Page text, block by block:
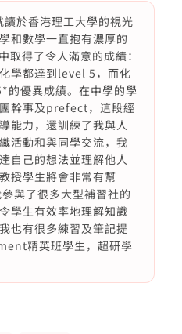
於香港理工大學的視光
和數學一直抱有濃厚的
取得了令人滿意的成績：
學都達到level 5，而化
優異成績。在中學的學
幹事及prefect，這段經
能力，還訓練了我與人
活動和與同學交流，我
自己的想法並理解他人
授學生將會非常有幫
與了很多大型補習社的
學生有效率地理解知識
也有很多練習及筆記提
精英班學生，超研學